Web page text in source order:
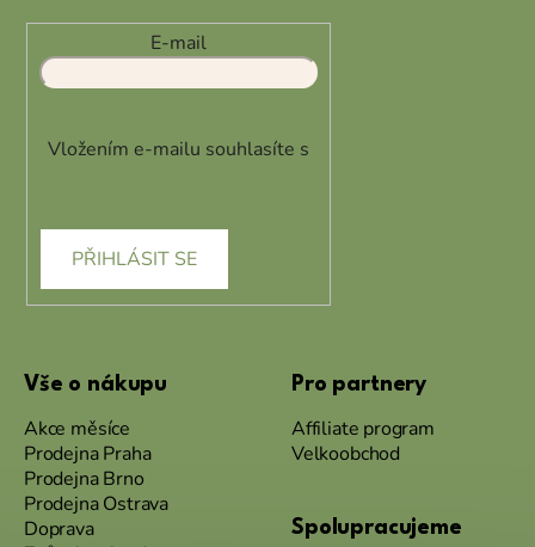
E-mail
Vložením e-mailu souhlasíte s
PŘIHLÁSIT SE
Vše o nákupu
Akce měsíce
Prodejna Praha
Prodejna Brno
Prodejna Ostrava
Doprava
Pro partnery
Affiliate program
Velkoobchod
Spolupracujeme